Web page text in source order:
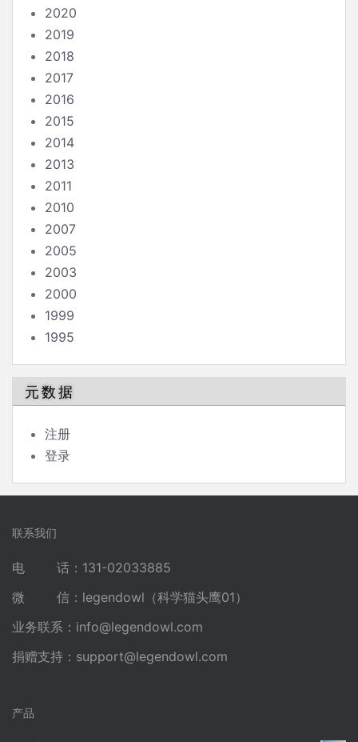
2020
2019
2018
2017
2016
2015
2014
2013
2011
2010
2007
2005
2003
2000
1999
1995
元数据
注册
登录
联系我们
电 话：131-02033885
微 信：legendowl（科学猫头鹰01）
业务联系： info@legendowl.com
捐赠支持： support@legendowl.com
产品